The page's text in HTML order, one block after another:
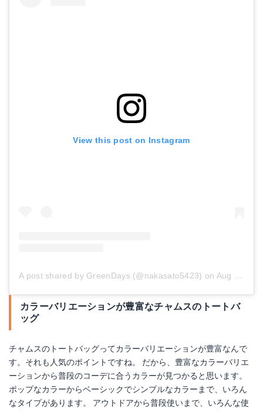
View this post on Instagram
A post shared by GreenDays (@nakasato5423) on Aug 9, 2017 at 12:08am PDT
カラーバリエーションが豊富なチャムスのトートバ
ッグ
チャムスのトートバッグってカラーバリエーションが豊富なんで
す。それも人気のポイントですね。 だから、豊富なカラーバリエ
ーションから普段のコーデに合うカラーが見つかると思います。
ポップなカラーからベーシックでシンプルなカラーまで、いろん
なタイプがあります。 アウトドアから普段使いまで、いろんな使